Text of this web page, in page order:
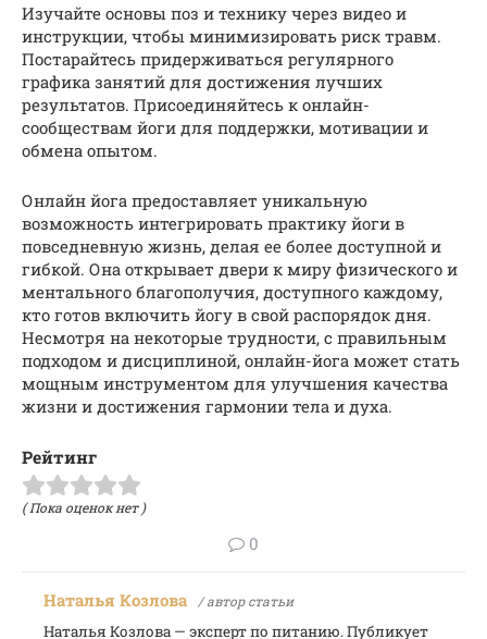
Изучайте основы поз и технику через видео и
инструкции, чтобы минимизировать риск травм.
Постарайтесь придерживаться регулярного
графика занятий для достижения лучших
результатов. Присоединяйтесь к онлайн-
сообществам йоги для поддержки, мотивации и
обмена опытом.
Онлайн йога предоставляет уникальную
возможность интегрировать практику йоги в
повседневную жизнь, делая ее более доступной и
гибкой. Она открывает двери к миру физического и
ментального благополучия, доступного каждому,
кто готов включить йогу в свой распорядок дня.
Несмотря на некоторые трудности, с правильным
подходом и дисциплиной, онлайн-йога может стать
мощным инструментом для улучшения качества
жизни и достижения гармонии тела и духа.
Рейтинг
( Пока оценок нет )
0
Наталья Козлова / автор статьи
Наталья Козлова — эксперт по питанию. Публикует